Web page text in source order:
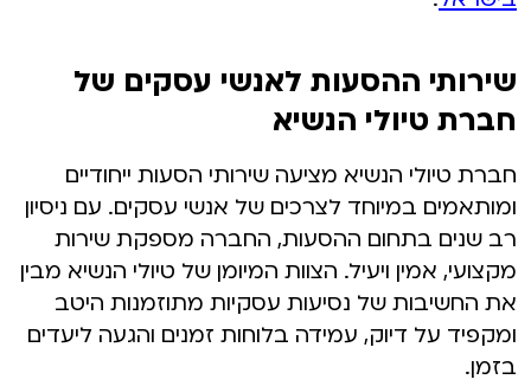
שירותי ההסעות לאנשי עסקים של
חברת טיולי הנשיא
חברת טיולי הנשיא מציעה שירותי הסעות ייחודיים
ומותאמים במיוחד לצרכים של אנשי עסקים. עם ניסיון
רב שנים בתחום ההסעות, החברה מספקת שירות
מקצועי, אמין ויעיל. הצוות המיומן של טיולי הנשיא מבין
את החשיבות של נסיעות עסקיות מתוזמנות היטב
ומקפיד על דיוק, עמידה בלוחות זמנים והגעה ליעדים
בזמן.